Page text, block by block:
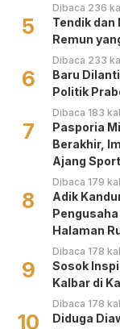
Dibaca 236
5
Tendik dan
Remun
Dibaca 233
6
Baru
Politik
Dibaca 183
7
Pasporia
Berakhir,
Ajang
Dibaca 179
8
Adik
Halaman
Dibaca 178
9
‎Sosok
Kalbar di
Dibaca 178
10
Diduga